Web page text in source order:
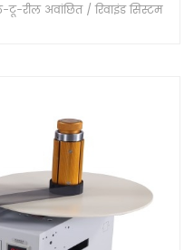
रील अवांछित / रिवाइंड सिस्टम